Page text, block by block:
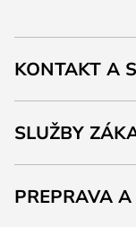
KONTAKT A
SLUŽBY
PREPRAVA